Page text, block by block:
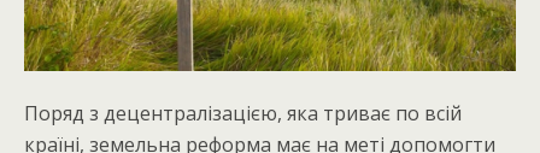
Поряд з децентралізацією, яка триває по всій
країні, земельна реформа має на меті допомогти